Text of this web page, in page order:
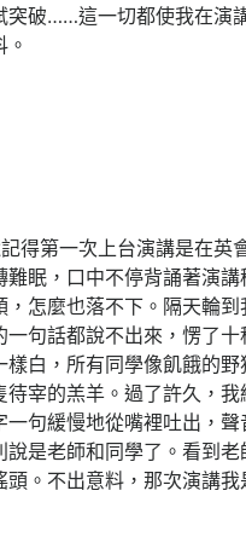
突破……這一切都使我在演
得第一次上台演講是在英
難眠，口中不停背誦著演
，怎麼也落不下。隔天輪
一句話都說不出來，愣了
樣白，所有同學像飢餓的
待宰的羔羊。過了許久，
一句緩慢地從嘴裡吐出，
說是老師和同學了。看到
頭。不出意料，那次演講我